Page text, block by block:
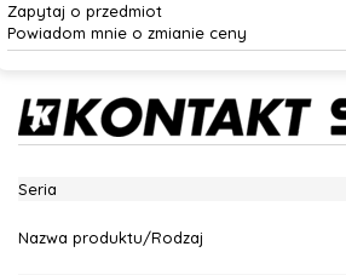
Zapytaj o przedmiot
Powiadom mnie o zmianie ceny
Seria
Nazwa produktu/Rodzaj